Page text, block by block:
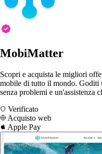
MobiMatter
Scopri e acquista le migliori
mobile di tutto il mondo. Goditi
senza problemi e un'assistenza
Verificato
Acquisto web
Apple Pay